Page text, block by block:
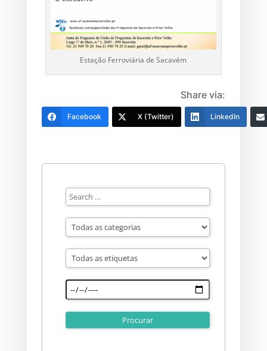
Estação Ferroviária de Sacavém
Share via:
Facebook X (Twitter) LinkedIn